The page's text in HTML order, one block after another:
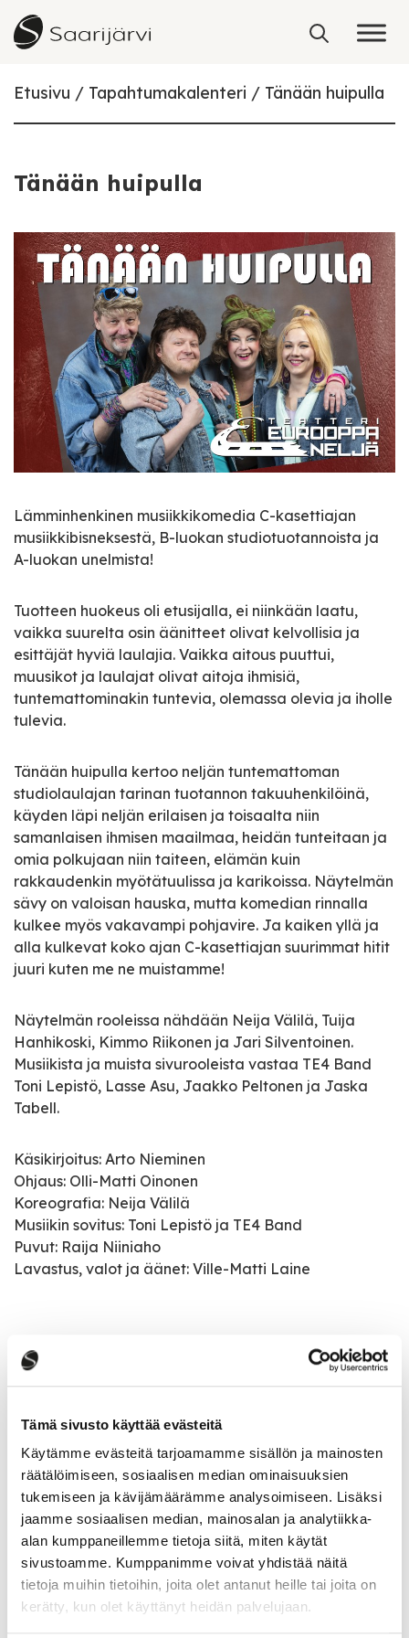
Tämä sivusto käyttää evästeitä
Käytämme evästeitä tarjoamamme sisällön ja mainosten
räätälöimiseen, sosiaalisen median ominaisuuksien
tukemiseen ja kävijämäärämme analysoimiseen. Lisäksi
jaamme sosiaalisen median, mainosalan ja analytiikka-
alan kumppaneillemme tietoja siitä, miten käytät
sivustoamme. Kumppanimme voivat yhdistää näitä
tietoja muihin tietoihin, joita olet antanut heille tai joita on
kerätty, kun olet käyttänyt heidän palvelujaan.
Skip to content
Etusivu Tapahtumakalenteri Tänään huipulla
Tänään huipulla
Lämminhenkinen musiikkikomedia C-kasettiajan
musiikkibisneksestä, B-luokan studiotuotannoista ja
A-luokan unelmista!
Tuotteen huokeus oli etusijalla, ei niinkään laatu,
vaikka suurelta osin äänitteet olivat kelvollisia ja
esittäjät hyviä laulajia. Vaikka aitous puuttui,
muusikot ja laulajat olivat aitoja ihmisiä,
tuntemattominakin tuntevia, olemassa olevia ja iholle
tulevia.
Tänään huipulla kertoo neljän tuntemattoman
studiolaulajan tarinan tuotannon takuuhenkilöinä,
käyden läpi neljän erilaisen ja toisaalta niin
samanlaisen ihmisen maailmaa, heidän tunteitaan ja
omia polkujaan niin taiteen, elämän kuin
rakkaudenkin myötätuulissa ja karikoissa. Näytelmän
sävy on valoisan hauska, mutta komedian rinnalla
kulkee myös vakavampi pohjavire. Ja kaiken yllä ja
alla kulkevat koko ajan C-kasettiajan suurimmat hitit
juuri kuten me ne muistamme!
Näytelmän rooleissa nähdään Neija Välilä, Tuija
Hanhikoski, Kimmo Riikonen ja Jari Silventoinen.
Musiikista ja muista sivurooleista vastaa TE4 Band
Toni Lepistö, Lasse Asu, Jaakko Peltonen ja Jaska
Tabell.
Käsikirjoitus: Arto Nieminen
Ohjaus: Olli-Matti Oinonen
Koreografia: Neija Välilä
Musiikin sovitus: Toni Lepistö ja TE4 Band
Puvut: Raija Niiniaho
Lavastus, valot ja äänet: Ville-Matti Laine
Tapahtumatiedot
Tapahtuman järjestäjä
Tapahtumapaikka
Saarijärven Työväentalo
Oppitie 1, 43100 Saarijärvi
Pääsymaksu
Liput: 25 € / 22 € (eläkeläiset., opiskelijat., työttömät.,